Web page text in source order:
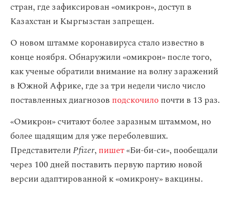
стран, где зафиксирован «омикрон», доступ в
Казахстан и Кыргызстан запрещен.
О новом штамме коронавируса стало известно в
конце ноября. Обнаружили «омикрон» после того,
как ученые обратили внимание на волну заражений
в Южной Африке, где за три недели число число
поставленных диагнозов подскочилопочти в 13 раз.
«Омикрон» считают более заразным штаммом, но
более щадящим для уже переболевших.
ПредставителиPfizer,пишет«Би-би-си», пообещали
через 100 дней поставить первую партию новой
версии адаптированной к «омикрону» вакцины.